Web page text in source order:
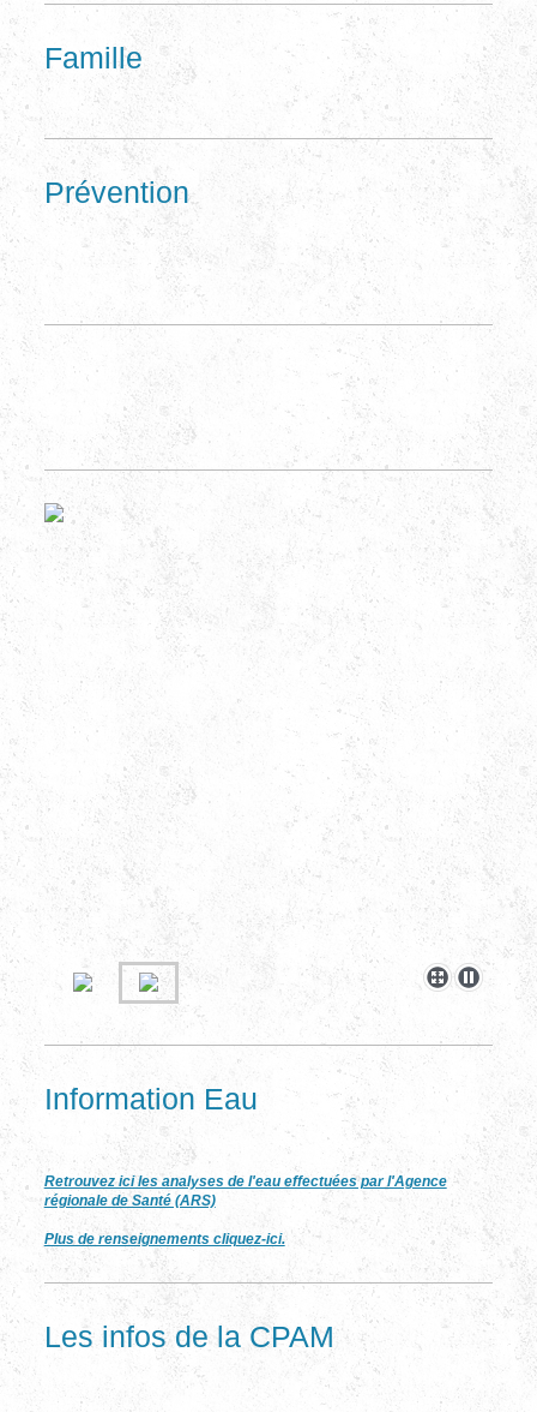
Famille
Prévention
Information Eau
Retrouvez ici les analyses de l'eau effectuées par l'Agence
régionale de Santé (ARS)
Plus de renseignements cliquez-ici.
Les infos de la CPAM